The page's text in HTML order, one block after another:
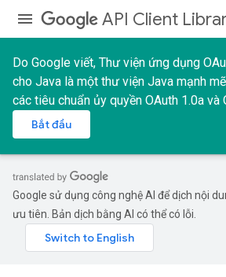
API Client
Do Google viết, Thư viện ứng dụng
cho Java là một thư viện Java mạnh
các tiêu chuẩn ủy quyền OAuth 1.0a và
Bắt đầu
Google sử dụng công nghệ AI để dịch nội
ưu tiên. Bản dịch bằng AI có thể có lỗi.